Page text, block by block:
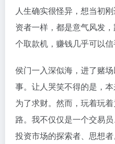
人生确实很怪异，想当初
资者一样，都是意气风发
个取款机，赚钱几乎可以信
侯门一入深似海，进了赌
事。让人哭笑不得的是，
为了求财。然而，玩着玩
路。我不仅仅是一个交易
投资市场的探索者、思想